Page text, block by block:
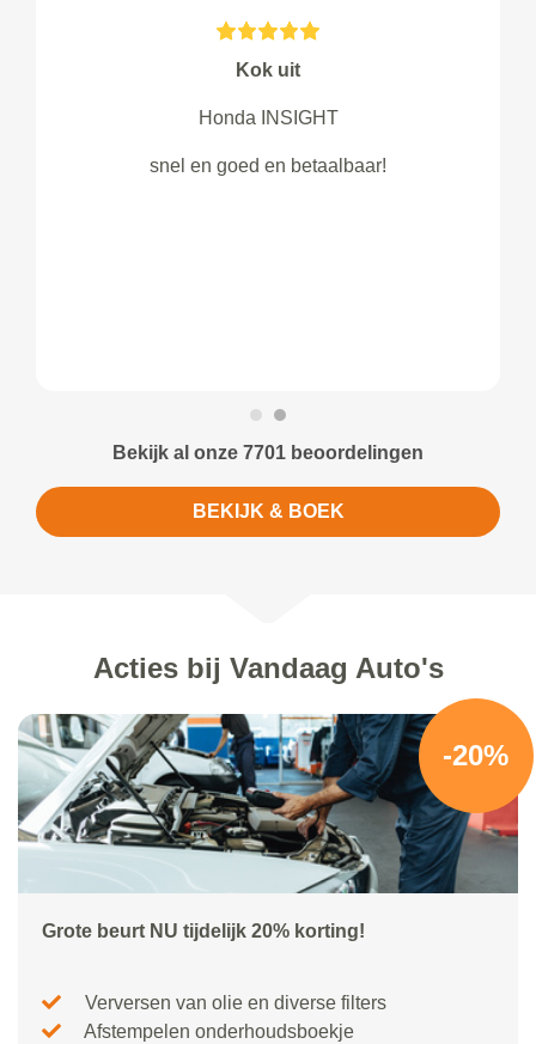
Kok uit
Honda INSIGHT
snel en goed en betaalbaar!
Bekijk al onze 7701 beoordelingen
BEKIJK & BOEK
Acties bij Vandaag Auto's
-20%
Grote beurt NU tijdelijk 20% korting!
Verversen van olie en diverse filters
Afstempelen onderhoudsboekje